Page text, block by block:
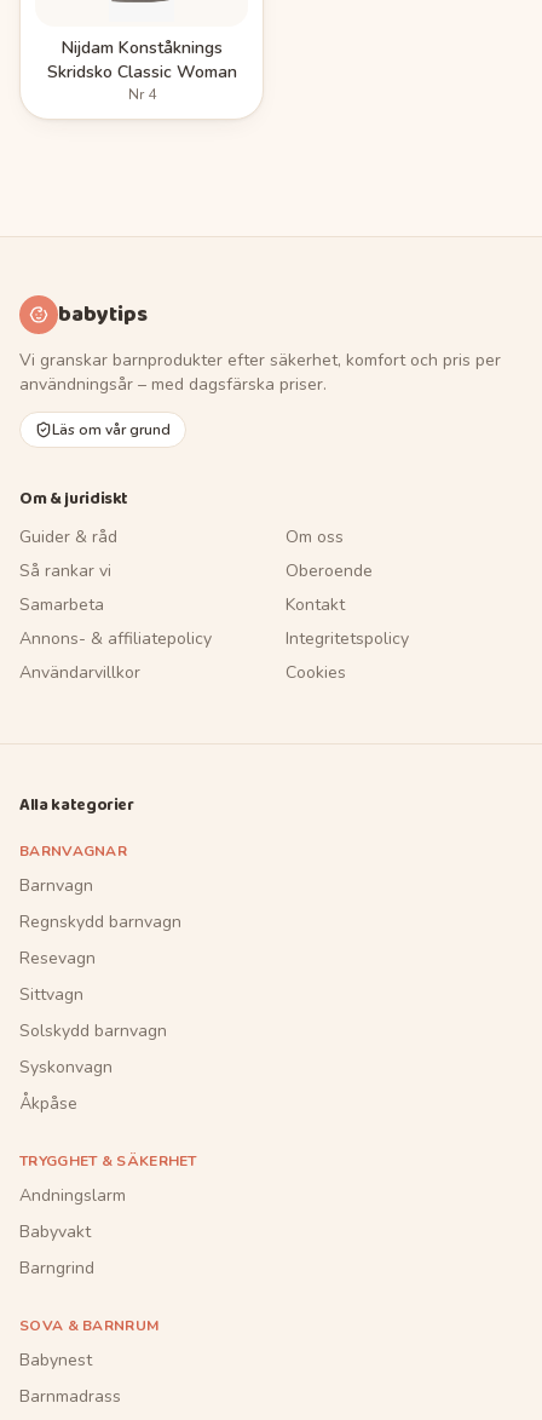
Nijdam Konståknings
Skridsko Classic Woman
Nr4
babytips
Vi granskar barnprodukter efter säkerhet, komfort och pris per
användningsår – med dagsfärska priser.
Läs om vår grund
Om & juridiskt
Guider & råd
Om oss
Så rankar vi
Oberoende
Samarbeta
Kontakt
Annons- & affiliatepolicy
Integritetspolicy
Användarvillkor
Cookies
Alla kategorier
BARNVAGNAR
Barnvagn
Regnskydd barnvagn
Resevagn
Sittvagn
Solskydd barnvagn
Syskonvagn
Åkpåse
TRYGGHET & SÄKERHET
Andningslarm
Babyvakt
Barngrind
SOVA & BARNRUM
Babynest
Barnmadrass